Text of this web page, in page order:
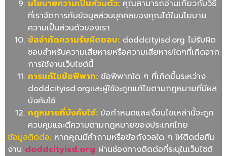
นโยบายความเป็นส่วนตัว: คุณสามารถอ่านเกี่ยวกับวิธี
ที่เราจัดการกับข้อมูลส่วนบุคคลของคุณได้ในนโยบาย
ความเป็นส่วนตัวของเรา
ข้อจำกัดความรับผิดชอบ: doddcityisd.org ไม่รับผิด
ชอบสำหรับความเสียหายหรือความเสียหายใดๆที่เกิดจาก
การใช้งานเว็บไซต์นี้
การแก้ไขข้อพิพาท: ข้อพิพาทใด ๆ ที่เกิดขึ้นระหว่าง
doddcityisd.orgและผู้ใช้จะถูกแก้ไขตามกฎหมายที่มีผล
บังคับใช้
กฎหมายที่บังคับใช้: ข้อกำหนดและเงื่อนไขเหล่านี้จะถูก
ควบคุมและตีความตามกฎหมายของประเทศไทย
ข้อมูลติดต่อ: หากคุณมีคำถามหรือข้อกังวลใด ๆ ให้ติดต่อทีม
งาน doddcityisd.org ผ่านช่องทางติดต่อที่ระบุในเว็บไซต์